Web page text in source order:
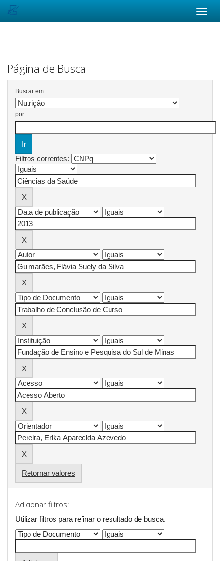
Página de Busca
Buscar em:
por
Filtros correntes:
Retornar valores
Adicionar filtros:
Utilizar filtros para refinar o resultado de busca.